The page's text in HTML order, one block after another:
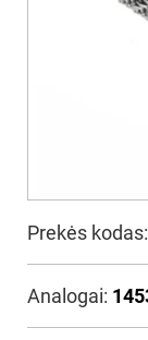
Prekės kodas:
Analogai: